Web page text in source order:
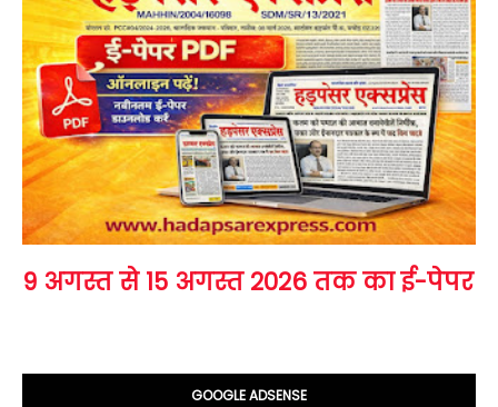
9 अगस्त से 15 अगस्त 2026 तक का ई-पेपर
GOOGLE ADSENSE